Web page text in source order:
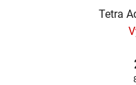
Tetra